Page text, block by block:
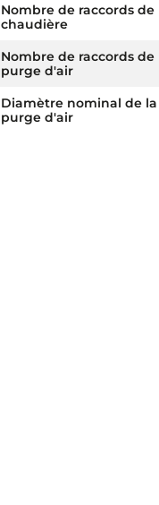
Nombre de raccords de
chaudière
Nombre de raccords de
purge d'air
Diamètre nominal de la
purge d'air